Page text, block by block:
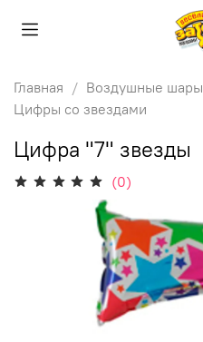
Главная Воздушные шары
Цифры со звездами
Цифра "7" звезды
(0)